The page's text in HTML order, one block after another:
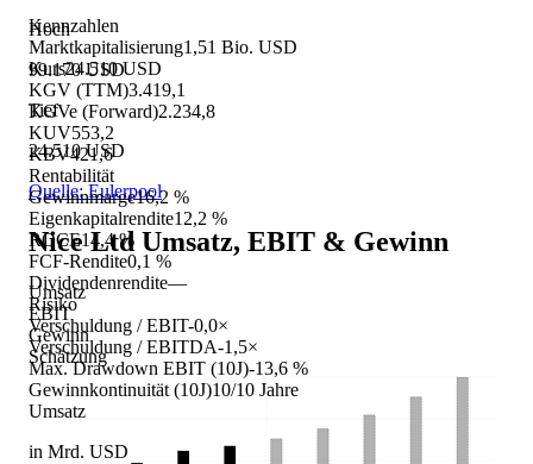
Kennzahlen
Marktkapitalisierung1,51 Bio. USD
Kurs24.510 USD
KGV (TTM)3.419,1
KGVe (Forward)2.234,8
KUV553,2
KBV421,6
Rentabilität
Gewinnmarge16,2 %
Eigenkapitalrendite12,2 %
ROCE14,4 %
FCF-Rendite0,1 %
Dividendenrendite—
Risiko
Verschuldung / EBIT-0,0×
Verschuldung / EBITDA-1,5×
Max. Drawdown EBIT (10J)-13,6 %
Gewinnkontinuität (10J)10/10 Jahre
Umsatz
in Mrd. USD
Hoch
99.170 USD
Tief
24.510 USD
Quelle: Eulerpool
Nice Ltd Umsatz, EBIT & Gewinn
Umsatz
EBIT
Gewinn
Schätzung